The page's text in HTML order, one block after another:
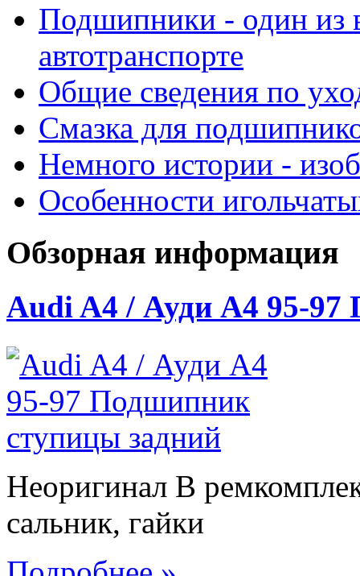
Подшипники - один из
автотранспорте
Общие сведения по
Смазка для
Немного истории -
Особенности
Обзорная информация
Audi A4 / Ауди А4 95-97
Неоригинал В
сальник, гайки